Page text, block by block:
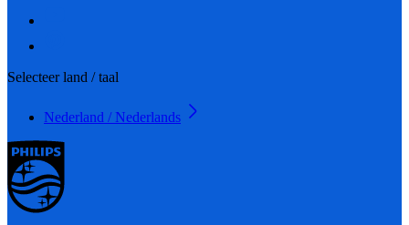
Selecteer land / taal
Nederland / Nederlands